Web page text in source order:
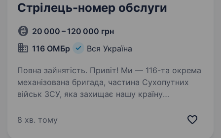
Стрілець-номер обслуги
20 000 – 120 000 грн
116 ОМБр
Вся Україна
Повна зайнятість. Привіт! Ми — 116-та окрема
механізована бригада, частина Сухопутних
військ ЗСУ, яка захищає нашу країну
бути частиною справжньої команди, вносити
8 хв. тому